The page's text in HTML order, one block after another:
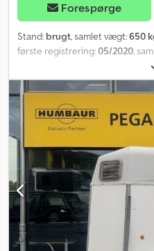
Forespørge
Stand: brugt, samlet vægt:650
første registrering:05/2020,
Retro-campingvogn, håndlavet
Gasforbindelse * Solkollektor *
- 24V * Dimensioner: 270 cm L x
Sengepladsens dimensioner:
Mandag - fredag fra 09:00 - 17:00
KONTAKTOPLYSNINGER
Ankek Transit- og toldplader
Med forbehold for fejl, trykfejl
specifikationer og udstyr skal
tilstand i henhold til
stedet og skriftligt bekræftet
om, at du aftaler en tid...